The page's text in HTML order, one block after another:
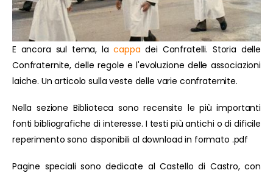
E ancora sul tema, lacappa dei Confratelli. Storia delle
Confraternite, delle regole e l'evoluzione delle associazioni
laiche. Un articolo sulla veste delle varie confraternite.
Nella sezione Biblioteca sono recensite le più importanti
fonti bibliografiche di interesse. I testi più antichi o di dificile
reperimento sono disponibili al download in formato .pdf
Pagine speciali sono dedicate al Castello di Castro, con